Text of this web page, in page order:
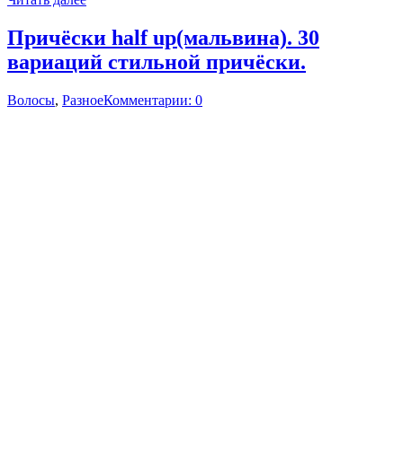
Причёски half up(мальвина). 30
вариаций стильной причёски.
Волосы, РазноеКомментарии: 0